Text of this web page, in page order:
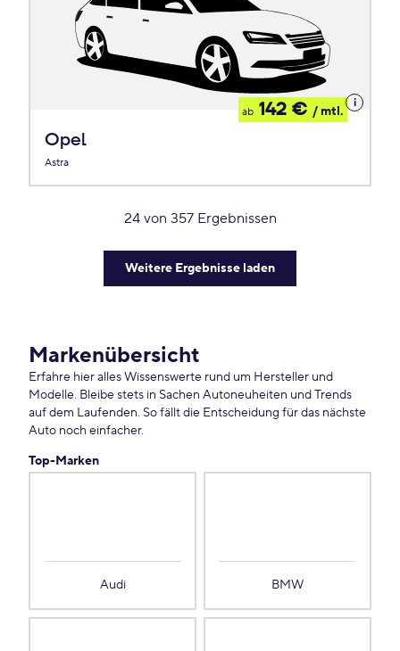
Opel
Astra
ab 142 € / mtl.
Details
zum
24 von 357 Ergebnissen
Weitere Ergebnisse laden
Markenübersicht
Erfahre hier alles Wissenswerte rund um Hersteller und
Modelle. Bleibe stets in Sachen Autoneuheiten und Trends
auf dem Laufenden. So fällt die Entscheidung für das nächste
Auto noch einfacher.
Top-Marken
Audi BMW